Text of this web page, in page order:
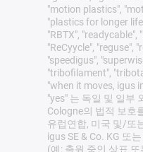
"motion plastics",
"plastics for longer
"RBTX", "readycable",
"ReCyycle", "reguse",
"speedigus",
"tribofilament",
"when it moves, igus
"yes" 는 독일 및 일부
Cologne의 법적 보호
유럽연합, 미국 및/또
igus SE & Co. KG 또
(예: 출원 중인 상표